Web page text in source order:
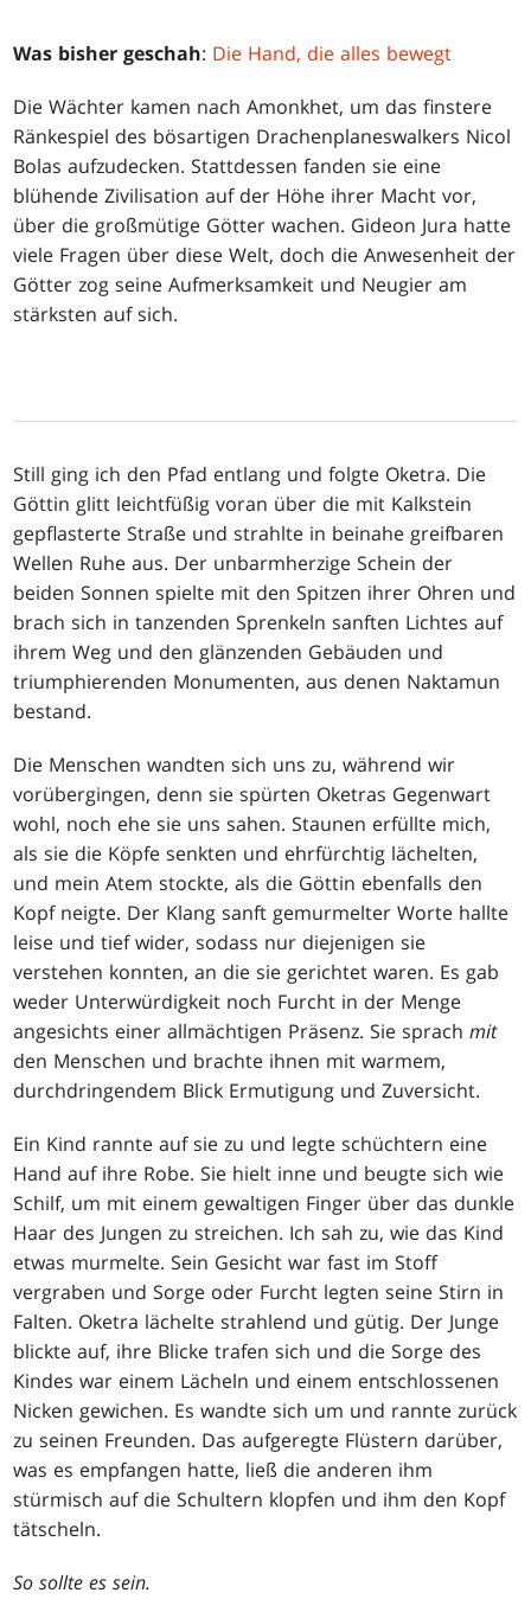
Was bisher geschah: Die Hand, die alles bewegt
Die Wächter kamen nach Amonkhet, um das finstere
Ränkespiel des bösartigen Drachenplaneswalkers Nicol
Bolas aufzudecken. Stattdessen fanden sie eine
blühende Zivilisation auf der Höhe ihrer Macht vor,
über die großmütige Götter wachen. Gideon Jura hatte
viele Fragen über diese Welt, doch die Anwesenheit der
Götter zog seine Aufmerksamkeit und Neugier am
stärksten auf sich.
Still ging ich den Pfad entlang und folgte Oketra. Die
Göttin glitt leichtfüßig voran über die mit Kalkstein
gepflasterte Straße und strahlte in beinahe greifbaren
Wellen Ruhe aus. Der unbarmherzige Schein der
beiden Sonnen spielte mit den Spitzen ihrer Ohren und
brach sich in tanzenden Sprenkeln sanften Lichtes auf
ihrem Weg und den glänzenden Gebäuden und
triumphierenden Monumenten, aus denen Naktamun
bestand.
Die Menschen wandten sich uns zu, während wir
vorübergingen, denn sie spürten Oketras Gegenwart
wohl, noch ehe sie uns sahen. Staunen erfüllte mich,
als sie die Köpfe senkten und ehrfürchtig lächelten,
und mein Atem stockte, als die Göttin ebenfalls den
Kopf neigte. Der Klang sanft gemurmelter Worte hallte
leise und tief wider, sodass nur diejenigen sie
verstehen konnten, an die sie gerichtet waren. Es gab
weder Unterwürdigkeit noch Furcht in der Menge
angesichts einer allmächtigen Präsenz. Sie sprachmit
den Menschen und brachte ihnen mit warmem,
durchdringendem Blick Ermutigung und Zuversicht.
Ein Kind rannte auf sie zu und legte schüchtern eine
Hand auf ihre Robe. Sie hielt inne und beugte sich wie
Schilf, um mit einem gewaltigen Finger über das dunkle
Haar des Jungen zu streichen. Ich sah zu, wie das Kind
etwas murmelte. Sein Gesicht war fast im Stoff
vergraben und Sorge oder Furcht legten seine Stirn in
Falten. Oketra lächelte strahlend und gütig. Der Junge
blickte auf, ihre Blicke trafen sich und die Sorge des
Kindes war einem Lächeln und einem entschlossenen
Nicken gewichen. Es wandte sich um und rannte zurück
zu seinen Freunden. Das aufgeregte Flüstern darüber,
was es empfangen hatte, ließ die anderen ihm
stürmisch auf die Schultern klopfen und ihm den Kopf
tätscheln.
So sollte es sein.